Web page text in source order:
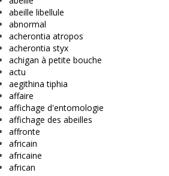
abeille libellule
abnormal
acherontia atropos
acherontia styx
achigan à petite bouche
actu
aegithina tiphia
affaire
affichage d'entomologie
affichage des abeilles
affronte
africain
africaine
african